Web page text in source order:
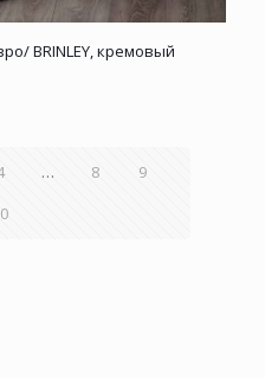
BRINLEY, кремовый
… 8
9